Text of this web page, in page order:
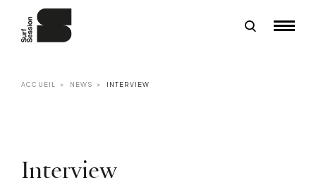
ACCUEIL NEWS INTERVIEW
Interview